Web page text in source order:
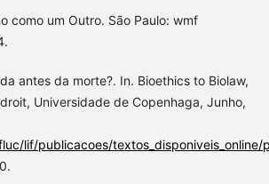
como um Outro. São Paulo: wmf
vida antes da morte?. In. Bioethics to Biolaw,
Universidade de Copenhaga, Junho,
lif/publicacoes/textos_disponiveis_online/